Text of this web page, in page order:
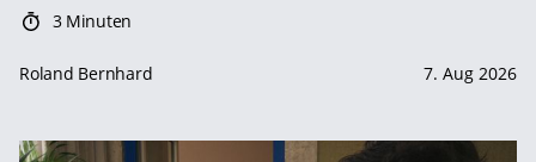
3 Minuten
Roland Bernhard 7. Aug 2026